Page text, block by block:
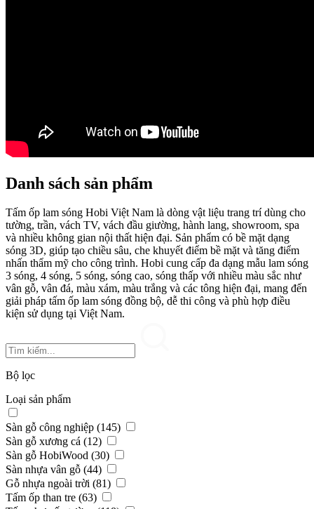
Danh sách sản phẩm
Tấm ốp lam sóng Hobi Việt Nam là dòng vật liệu trang trí dùng cho
tường, trần, vách TV, vách đầu giường, hành lang, showroom, spa
và nhiều không gian nội thất hiện đại. Sản phẩm có bề mặt dạng
sóng 3D, giúp tạo chiều sâu, che khuyết điểm bề mặt và tăng điểm
nhấn thẩm mỹ cho công trình. Hobi cung cấp đa dạng mẫu lam sóng
3 sóng, 4 sóng, 5 sóng, sóng cao, sóng thấp với nhiều màu sắc như
vân gỗ, vân đá, màu xám, màu trắng và các tông hiện đại, mang đến
giải pháp tấm ốp lam sóng đồng bộ, dễ thi công và phù hợp điều
kiện sử dụng tại Việt Nam.
Bộ lọc
Loại sản phẩm
Sàn gỗ công nghiệp (145)
Sàn gỗ xương cá (12)
Sàn gỗ HobiWood (30)
Sàn nhựa vân gỗ (44)
Gỗ nhựa ngoài trời (81)
Tấm ốp than tre (63)